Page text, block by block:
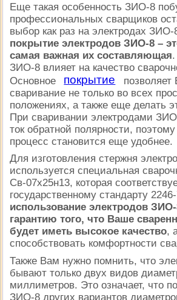
Еще такая особенность ЗИО-8
профессиональных сварщиков
выбор как раз на электродах ЗИО-
покрытие электродов ЗИО-8 –
самая важная их составляющая
ЗИО-8 влияет на качество
Основное
покрытие
позволяет
сваривание не только во всех
положениях, а также еще делать
При сваривании электродами
ток обратной полярности,
процесс становится еще удобнее.
Для изготовления стержня
используется специальная
Св-07х25н13, которая
государственному стандарту
использование электродов
гарантию того, что Ваше
будет иметь высокое качество,
способствовать комфортности
Также Вам нужно помнить, что
бывают только двух видов
миллиметров. Это означает, что
ЗИО-8 других вариантов